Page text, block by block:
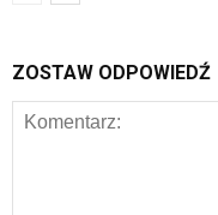
ZOSTAW ODPOWIEDŹ